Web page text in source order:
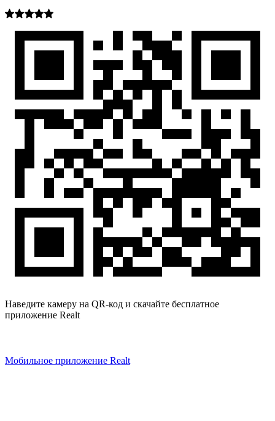
Наведите камеру на QR-код и скачайте бесплатное
приложение Realt
Мобильное приложение Realt